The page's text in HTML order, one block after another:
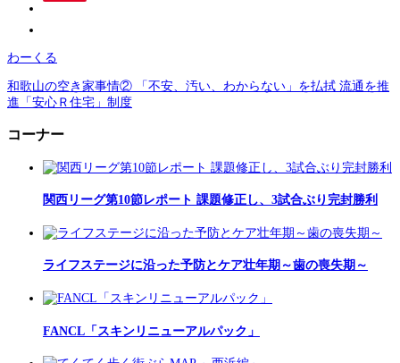
わーくる
和歌山の空き家事情② 「不安、汚い、わからない」を払拭 流通を推
進「安心Ｒ住宅」制度
コーナー
関西リーグ第10節レポート 課題修正し、3試合ぶり完封勝利
ライフステージに沿った予防とケア壮年期～歯の喪失期～
FANCL「スキンリニューアルパック」